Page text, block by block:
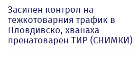
Засилен контрол на
тежкотоварния трафик в
Пловдивско, хванаха
пренатоварен ТИР (СНИМКИ)